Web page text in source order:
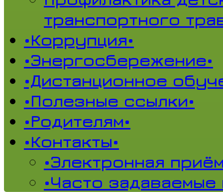
транспортного
•Коррупция•
•Энергосбережение•
•Дистанционное
•Полезные ссылки•
•Родителям•
•Контакты•
•Электронная
•Часто